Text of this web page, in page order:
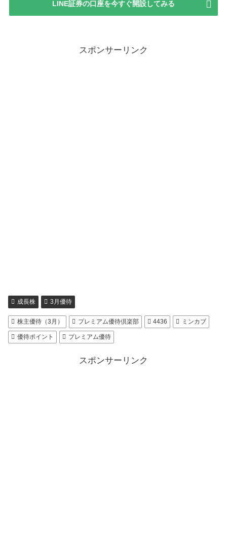
LINE証券の口座を今すぐ開設してみる
スポンサーリンク
成長株 3月優待
株主優待（3月） プレミアム優待倶楽部 4436 ミンカブ
優待ポイント プレミアム優待
スポンサーリンク